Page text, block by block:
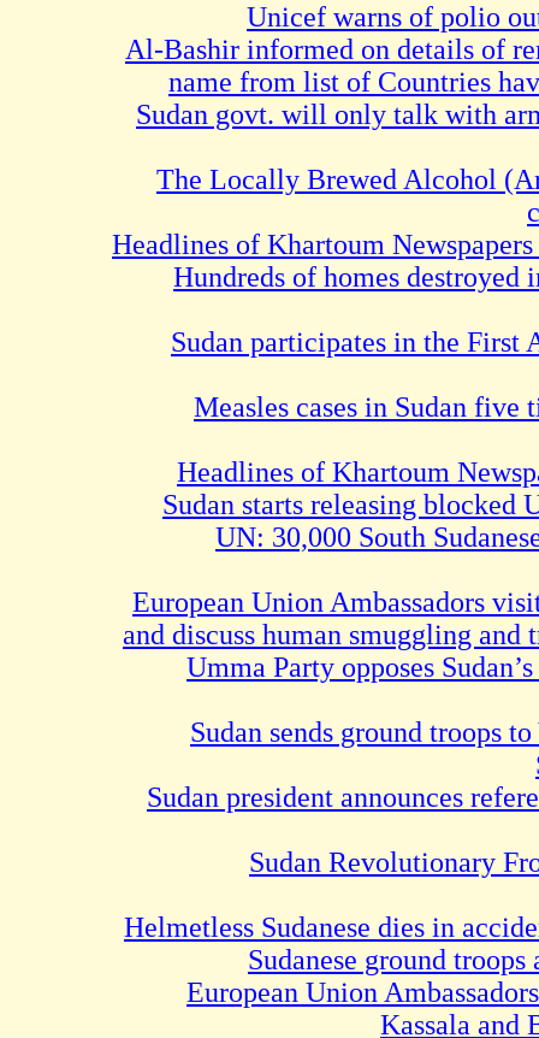
Unicef warns of
Al-Bashir informed on details
name from list of
Sudan govt. will only talk
The Locally Brewed
Headlines of Khartoum
Hundreds of homes
Sudan participates in the
Measles cases in
Headlines of Khartoum
Sudan starts releasing
UN: 30,000 South
European Union
and discuss human
Umma Party opposes
Sudan sends ground
Sudan president announces
Sudan
Helmetless Sudanese dies in
Sudanese ground
European Union
Kassala